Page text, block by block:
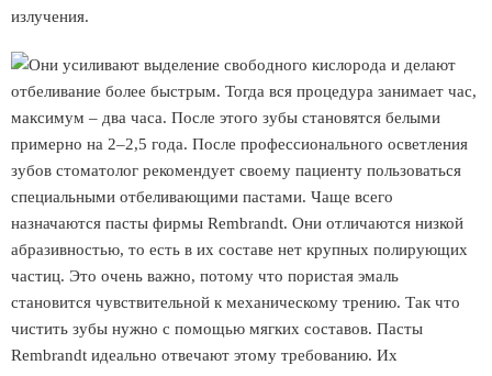
излучения.
Они усиливают выделение свободного кислорода и делают
отбеливание более быстрым. Тогда вся процедура занимает час,
максимум – два часа. После этого зубы становятся белыми
примерно на 2–2,5 года. После профессионального осветления
зубов стоматолог рекомендует своему пациенту пользоваться
специальными отбеливающими пастами. Чаще всего
назначаются пасты фирмы Rembrandt. Они отличаются низкой
абразивностью, то есть в их составе нет крупных полирующих
частиц. Это очень важно, потому что пористая эмаль
становится чувствительной к механическому трению. Так что
чистить зубы нужно с помощью мягких составов. Пасты
Rembrandt идеально отвечают этому требованию. Их